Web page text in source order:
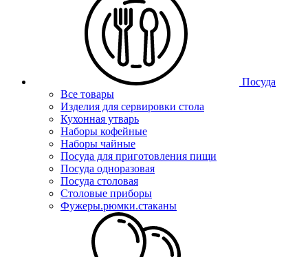
Посуда
Все товары
Изделия для сервировки стола
Кухонная утварь
Наборы кофейные
Наборы чайные
Посуда для приготовления пищи
Посуда одноразовая
Посуда столовая
Столовые приборы
Фужеры.рюмки.стаканы